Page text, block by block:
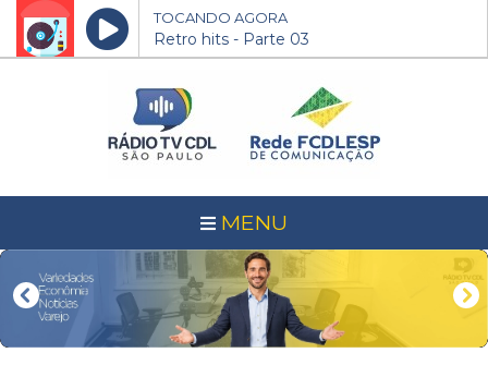
TOCANDO AGORA
Retro hits - Parte 03
MENU